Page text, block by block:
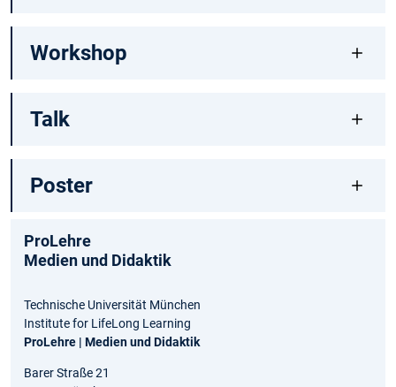
Workshop
Talk
Poster
ProLehre
Medien und Didaktik
Technische Universität München
Institute for LifeLong Learning
ProLehre | Medien und Didaktik
Barer Straße 21